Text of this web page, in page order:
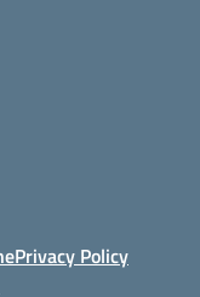
Privacy Policy